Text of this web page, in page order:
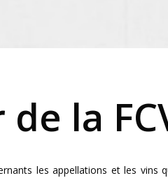
la
les appellations et les vins